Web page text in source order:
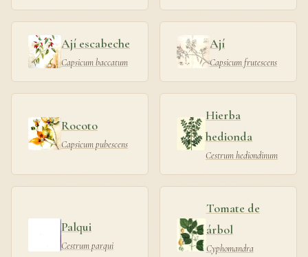
Ají escabeche
Capsicum baccatum
Ají
Capsicum frutescens
Rocoto
Capsicum pubescens
Hierba
hedionda
Cestrum hediondinum
Palqui
Cestrum parqui
Tomate de
árbol
Cyphomandra